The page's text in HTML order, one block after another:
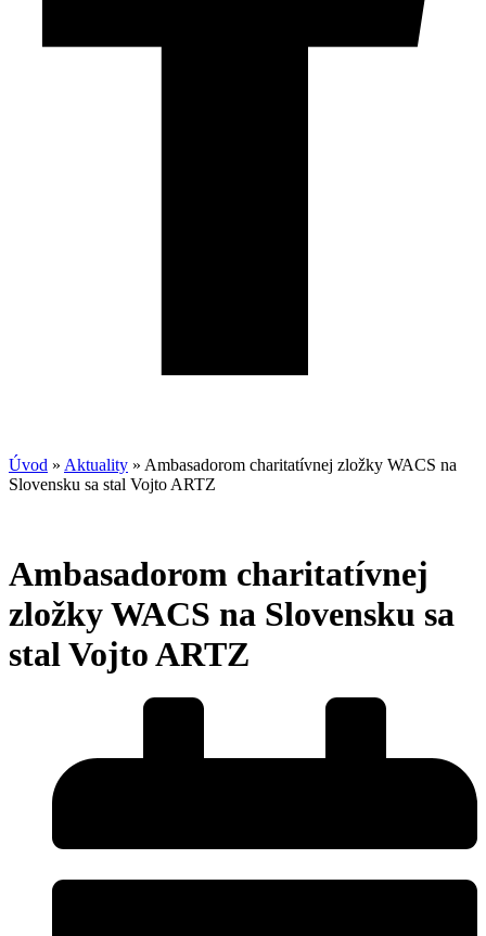
Úvod » Aktuality » Ambasadorom charitatívnej zložky WACS na
Slovensku sa stal Vojto ARTZ
Ambasadorom charitatívnej
zložky WACS na Slovensku sa
stal Vojto ARTZ